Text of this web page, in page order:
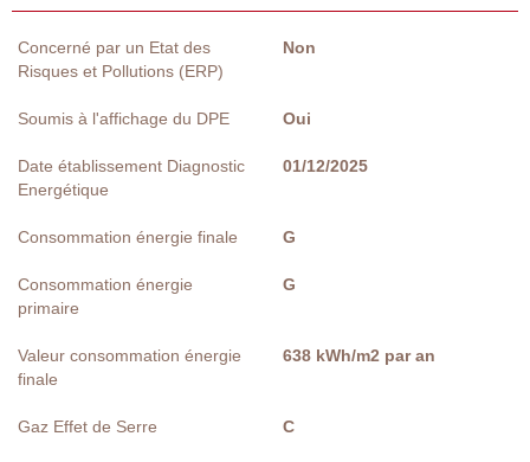
Concerné par un Etat des
Risques et Pollutions (ERP)
Non
Soumis à l'affichage du DPE Oui
Date établissement Diagnostic
Energétique
01/12/2025
Consommation énergie finale G
Consommation énergie
primaire
G
Valeur consommation énergie
finale
638 kWh/m2 par an
Gaz Effet de Serre C